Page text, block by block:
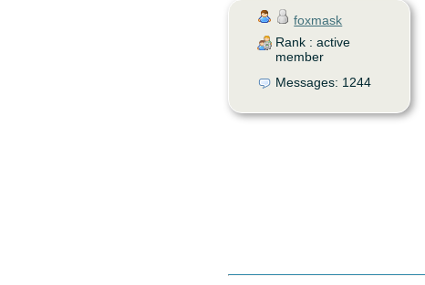
foxmask
Rank : active
member
Messages: 1244